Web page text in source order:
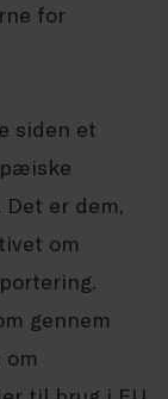
for
siden et
er dem,
om
gennem